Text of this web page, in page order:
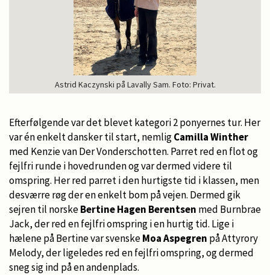
Astrid Kaczynski på Lavally Sam. Foto: Privat.
Efterfølgende var det blevet kategori 2 ponyernes tur. Her
var én enkelt dansker til start, nemligCamilla Winther
med Kenzie van Der Vonderschotten. Parret red en flot og
fejlfri runde i hovedrunden og var dermed videre til
omspring. Her red parret i den hurtigste tid i klassen, men
desværre røg der en enkelt bom på vejen. Dermed gik
sejren til norskeBertine Hagen Berentsen med Burnbrae
Jack, der red en fejlfri omspring i en hurtig tid. Lige i
hælene på Bertine var svenskeMoa Aspegren på Attyrory
Melody, der ligeledes red en fejlfri omspring, og dermed
sneg sig ind på en andenplads.